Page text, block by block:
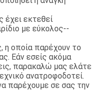
έχει εκτεθεί
με εύκολος--
η οποία παρέχουν το
Εάν εσείς ακόμα
παρακαλώ μας ελάτε
ανατροφοδοτεί.
παρέχουμε σε σας την